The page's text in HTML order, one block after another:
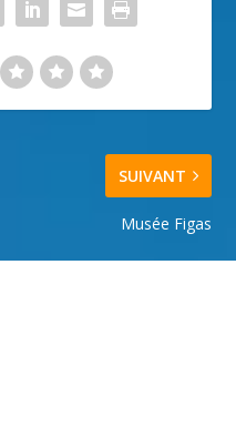
SUIVANT
Musée Figas